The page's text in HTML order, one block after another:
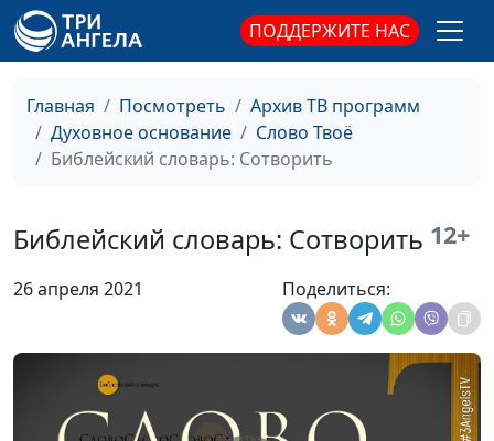
ПОДДЕРЖИТЕ НАС
Главная Посмотреть
Архив ТВ программ
Духовное основание
Слово Твоё
Библейский словарь: Сотворить
Библейский словарь: Сотворить 12+
26 апреля 2021 Поделиться:
Библейский словарь: Спаситель #21
Библейский словарь: Господь #20
Библейский словарь: Образ Божий
Библейский словарь: Иисус Христос
Библейский словарь: Сын #16
Библейский словарь: Отец
#14
Библейский словарь: Жизнь #13
Библейский словарь: Херувимы #12